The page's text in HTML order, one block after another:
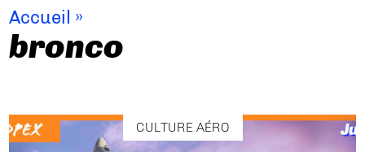
Accueil »
bronco
CULTURE AÉRO